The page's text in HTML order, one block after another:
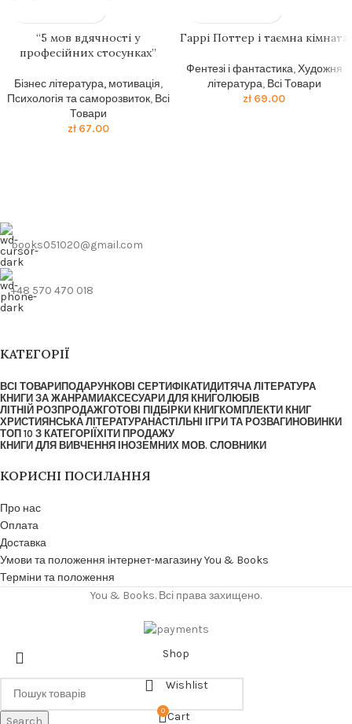
“5 мов вдячності у
професійних стосунках”
Бізнес література, мотивація,
Психологія та саморозвиток, Всі
Товари
zł67.00
Гаррі Поттер і таємна кімната
Фентезі і фантастика,Художня
література, Всі Товари
zł 69.00
books051020@gmail.com
+48 570 470 018
КАТЕГОРІЇ
ВСІ ТОВАРИ ПОДАРУНКОВІ СЕРТИФІКАТИДИТЯЧА ЛІТЕРАТУРА
КНИГИ ЗА ЖАНРАМИАКСЕСУАРИ ДЛЯ КНИГОЛЮБІВ
ЛІТНІЙ РОЗПРОДАЖГОТОВІ ПІДБІРКИ КНИГКОМПЛЕКТИ КНИГ
ХРИСТИЯНСЬКА ЛІТЕРАТУРАНАСТІЛЬНІ ІГРИ ТА РОЗВАГИ НОВИНКИ
ТОП 10 З КАТЕГОРІЇ ХІТИ ПРОДАЖУ
КНИГИ ДЛЯ ВИВЧЕННЯ ІНОЗЕМНИХ МОВ. СЛОВНИКИ
КОРИСНІ ПОСИЛАННЯ
Про нас
Оплата
Доставка
Умови та положення інтернет-магазину You & Books
Терміни та положення
You & Books. Всі права захищено.
Search
Shop
Wishlist
0 Cart